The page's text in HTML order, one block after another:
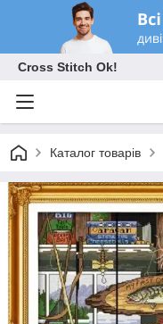
Cross Stitch Ok!
Каталог товарів